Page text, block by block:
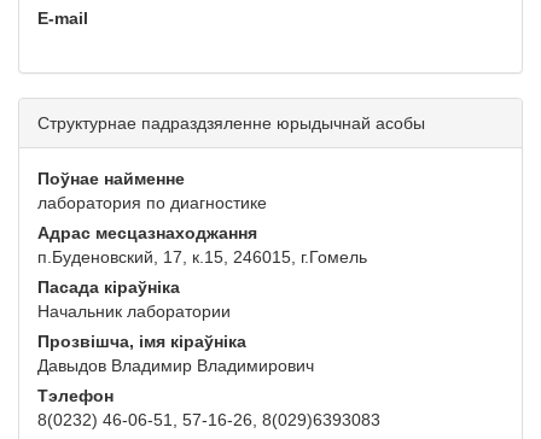
E-mail
Структурнае падраздзяленне юрыдычнай асобы
Поўнае найменне
лаборатория по диагностике
Адрас месцазнаходжання
п.Буденовский, 17, к.15, 246015, г.Гомель
Пасада кіраўніка
Начальник лаборатории
Прозвішча, імя кіраўніка
Давыдов Владимир Владимирович
Тэлефон
8(0232) 46-06-51, 57-16-26, 8(029)6393083